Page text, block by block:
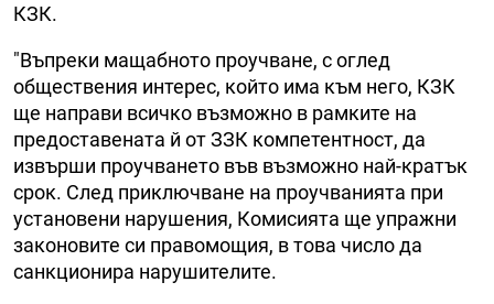
КЗК.
"Въпреки мащабното проучване, с оглед
обществения интерес, който има към него, КЗК
ще направи всичко възможно в рамките на
предоставената й от ЗЗК компетентност, да
извърши проучването във възможно най-кратък
срок. След приключване на проучванията при
установени нарушения, Комисията ще упражни
законовите си правомощия, в това число да
санкционира нарушителите.